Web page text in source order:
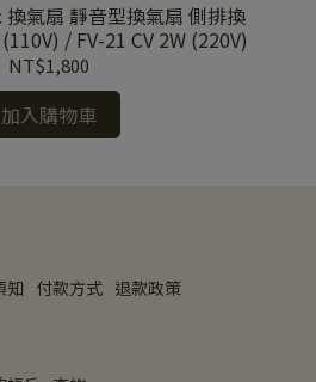
換氣扇 靜音型換氣扇 側排換
(110V) / FV-21 CV 2W (220V)
NT$1,800
加入購物車
知 付款方式 退款政策